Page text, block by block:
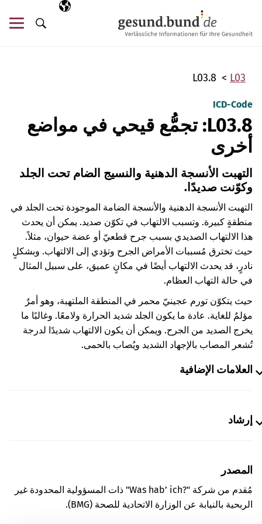
اللغة المختارة
AR
البحث
L03
L03.8
ICD-Code
L03.8: تجمُّع قيحي في مواضع
أخرى
التهبت الأنسجة الدهنية والنسيج الضام تحت الجلد
وكوّنت صديدًا.
التهبت الأنسجة الدهنية والأنسجة الضامة الموجودة تحت الجلد في
منطقةٍ كبيرة. وتسبب الالتهاب في تكوّن صديد. يمكن أن يحدث
هذا الالتهاب الصديدي بسبب جرح قطعيّ أو عضة حيوان، مثلاً.
حيث تخترق مُسببات الأمراض الجرح وتؤدي إلى الالتهاب. وبشكلٍ
نادرٍ، قد يحدث الالتهاب أيضًا في مكانٍ عميق، على سبيل المثال
في حالة التهاب العظام.
حيث يتكوّن تورم عجينيّ محمر في المنطقة الملتهبة، وهو أمرٌ
مؤلمٌ للغاية. عادة ما يكون الجلد شديد الحرارة ولامعًا. وغالبًا ما
يخرج الصديد من الجرح. ويمكن أن يكون الالتهاب شديدًا لدرجة
تُشعر المصاب بالإجهاد الشديد ويُصاب بالحمى.
العلامات الإضافية
إرشاد
المصدر
مُقدم من شركة "Was hab’ ich?‎" ذات المسؤولية المحدودة غير
الربحية بالنيابة عن الوزارة الاتحادية للصحة (BMG).